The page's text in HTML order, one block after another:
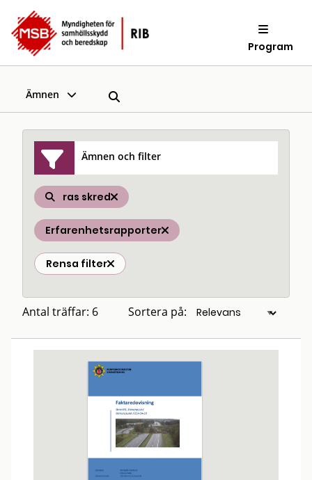
Program
Ämnen
Ämnen och filter
ras skred
Erfarenhetsrapporter
Rensa filter
Antal träffar: 6 Sortera på: